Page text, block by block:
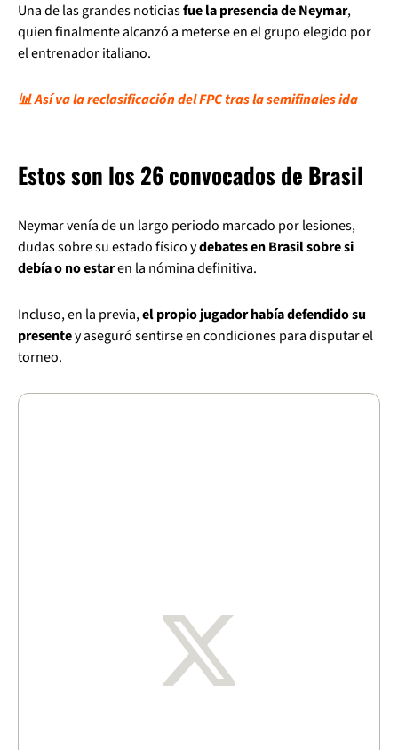
Una de las grandes noticiasfue la presencia de Neymar,
quien finalmente alcanzó a meterse en el grupo elegido por
el entrenador italiano.
📊 Así va la reclasificación del FPC tras la semifinales ida
Estos son los 26 convocados de Brasil
Neymar venía de un largo periodo marcado por lesiones,
dudas sobre su estado físico ydebates en Brasil sobre si
debía o no estaren la nómina definitiva.
Incluso, en la previa,el propio jugador había defendido su
presentey aseguró sentirse en condiciones para disputar el
torneo.